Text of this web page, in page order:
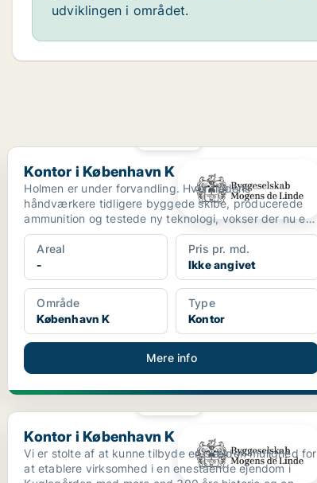
udviklingen i området.
Kontor i København K
Kontor i København K
Holmen er under forvandling. Hvor flådens
håndværkere tidligere byggede skibe, producerede
ammunition og testede ny teknologi, vokser der nu en
helt ny bydel...
Areal
-
Pris pr. md.
Ikke angivet
Område
København K
Type
Kontor
Mere info
Kontor i København K
Kontor i København K
Vi er stolte af at kunne tilbyde en sjælden mulighed for
at etablere virksomhed i en enestående ejendom i